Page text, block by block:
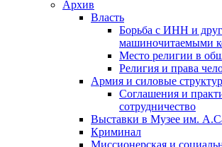
Архив
Власть
Борьба с ИНН и
машиночитаемыми
Место религии в
Религия и права
Армия и силовые
Соглашения и
сотрудничество
Выставки в Музее им.
Криминал
Миссионерская и